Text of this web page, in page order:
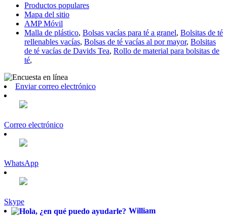
Productos populares
Mapa del sitio
AMP Móvil
Malla de plástico, Bolsas vacías para té a granel, Bolsitas de té
rellenables vacías, Bolsas de té vacías al por mayor, Bolsitas
de té vacías de Davids Tea, Rollo de material para bolsitas de
té,
Enviar correo electrónico
Correo electrónico
WhatsApp
Skype
William